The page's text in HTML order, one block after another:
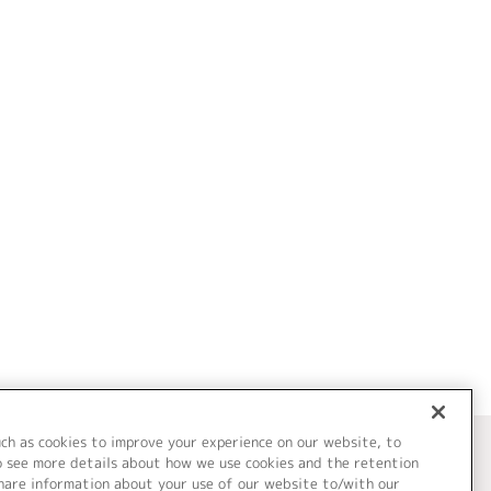
as cookies to improve your experience on our website, to
see more details about how we use cookies and the retention
information about your use of our website to/with our